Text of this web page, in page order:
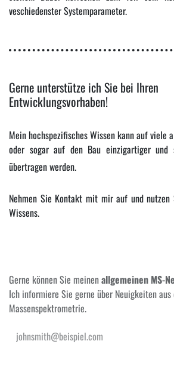
veschiedenster Systemparameter.
Gerne unterstütze ich Sie bei Ihren
Entwicklungsvorhaben!
Mein hochspezifisches Wissen kann auf viele
oder sogar auf den Bau einzigartiger und
übertragen werden.
Nehmen Sie Kontakt mit mir auf und
Wissens.
Gerne können Sie meinenallgemeinen MS-
Ich informiere Sie gerne über Neuigkeiten
Massenspektrometrie.